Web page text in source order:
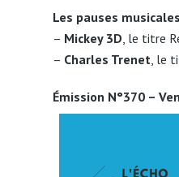
Les pauses
– Mickey 3D , le titre
– Charles Trenet , le
Émission N°370 –